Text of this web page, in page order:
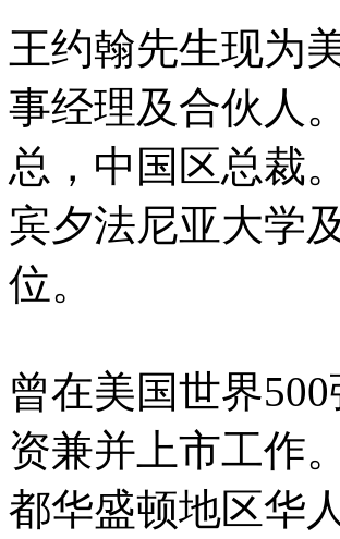
王约翰先生现为
事经理及合伙人
总，中国区总裁
宾夕法尼亚大学
位。
曾在美国世界
资兼并上市工作
都华盛顿地区华